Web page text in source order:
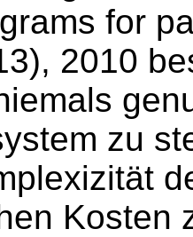
for
2010
zu
Kosten